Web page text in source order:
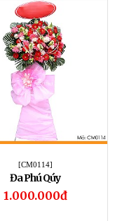
[CM0114]
Đa Phú Qúy
1.000.000đ